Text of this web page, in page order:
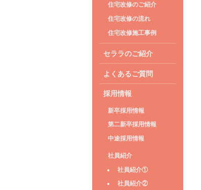
住宅改修のご紹介
住宅改修の流れ
住宅改修施工事例
セララのご紹介
よくあるご質問
採用情報
新卒採用情報
第二新卒採用情報
中途採用情報
社員紹介
社員紹介①
社員紹介②